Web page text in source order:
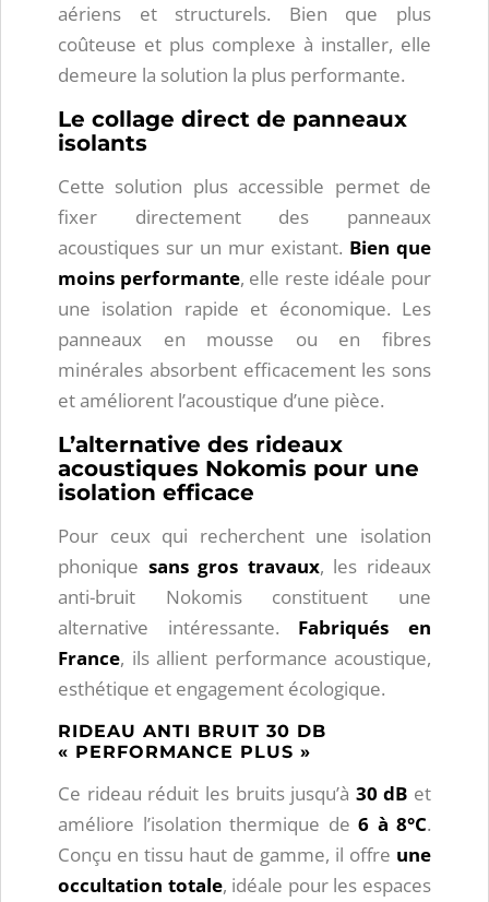
aériens et structurels. Bien que plus
coûteuse et plus complexe à installer, elle
demeure la solution la plus performante.
Le collage direct de panneaux
isolants
Cette solution plus accessible permet de
fixer directement des panneaux
acoustiques sur un mur existant. Bien que
moins performante, elle reste idéale pour
une isolation rapide et économique. Les
panneaux en mousse ou en fibres
minérales absorbent efficacement les sons
et améliorent l’acoustique d’une pièce.
L’alternative des rideaux
acoustiques Nokomis pour une
isolation efficace
Pour ceux qui recherchent une isolation
phonique sans gros travaux, les rideaux
anti-bruit Nokomis constituent une
alternative intéressante. Fabriqués en
France, ils allient performance acoustique,
esthétique et engagement écologique.
RIDEAU ANTI BRUIT 30 DB
« PERFORMANCE PLUS »
Ce rideau réduit les bruits jusqu’à 30 dB et
améliore l’isolation thermique de 6 à 8°C.
Conçu en tissu haut de gamme, il offre une
occultation totale, idéale pour les espaces